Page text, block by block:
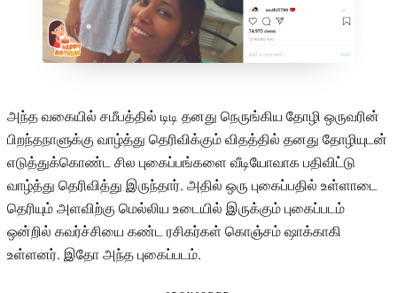
அந்த வகையில் சமீபத்தில் டிடி தனது நெருங்கிய தோழி ஒருவரின்
பிறந்தநாளுக்கு வாழ்த்து தெரிவிக்கும் விதத்தில் தனது தோழியுடன்
எடுத்துக்கொண்ட சில புகைப்பங்களை வீடியோவாக பதிவிட்டு
வாழ்த்து தெரிவித்து இருந்தார். அதில் ஒரு புகைப்பதில் உள்ளாடை
தெரியும் அளவிற்கு மெல்லிய உடையில் இருக்கும் புகைப்படம்
ஒன்றில் கவர்ச்சியை கண்ட ரசிகர்கள் கொஞ்சம் ஷாக்காகி
உள்ளனர். இதோ அந்த புகைப்படம்.